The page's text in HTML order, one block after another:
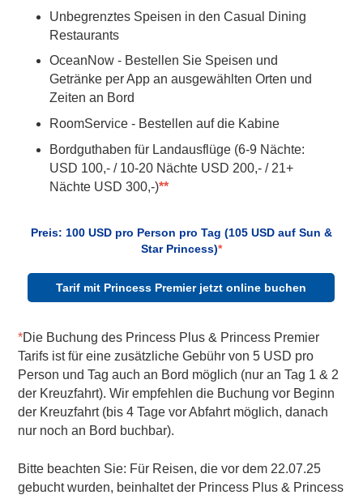
Unbegrenztes Speisen in den Casual Dining
Restaurants
OceanNow - Bestellen Sie Speisen und
Getränke per App an ausgewählten Orten und
Zeiten an Bord
RoomService - Bestellen auf die Kabine
Bordguthaben für Landausflüge (6-9 Nächte:
USD 100,- / 10-20 Nächte USD 200,- / 21+
Nächte USD 300,-)**
Preis: 100 USD pro Person pro Tag (105 USD auf Sun &
Star Princess)*
Tarif mit Princess Premier jetzt online buchen
*Die Buchung des Princess Plus & Princess Premier
Tarifs ist für eine zusätzliche Gebühr von 5 USD pro
Person und Tag auch an Bord möglich (nur an Tag 1 & 2
der Kreuzfahrt). Wir empfehlen die Buchung vor Beginn
der Kreuzfahrt (bis 4 Tage vor Abfahrt möglich, danach
nur noch an Bord buchbar).
Bitte beachten Sie: Für Reisen, die vor dem 22.07.25
gebucht wurden, beinhaltet der Princess Plus & Princess